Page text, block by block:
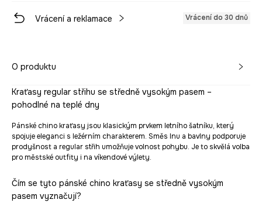
Vrácení a reklamace Vrácení do 30 dnů
O produktu
Kraťasy regular střihu se středně vysokým pasem –
pohodlné na teplé dny
Pánské chino kraťasy jsou klasickým prvkem letního šatníku, který
spojuje eleganci s ležérním charakterem. Směs lnu a bavlny podporuje
prodyšnost a regular střih umožňuje volnost pohybu. Je to skvělá volba
pro městské outfity i na víkendové výlety.
Čím se tyto pánské chino kraťasy se středně vysokým
pasem vyznačují?